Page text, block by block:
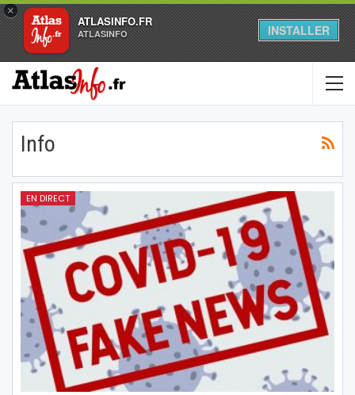
×
ATLASINFO.FR
ATLASINFO INSTALLER
Info
EN DIRECT